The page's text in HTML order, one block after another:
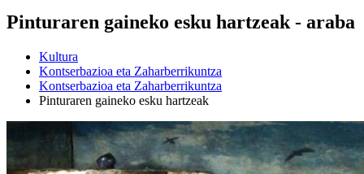
Pinturaren gaineko esku hartzeak - araba
Kultura
Kontserbazioa eta Zaharberrikuntza
Kontserbazioa eta Zaharberrikuntza
Pinturaren gaineko esku hartzeak